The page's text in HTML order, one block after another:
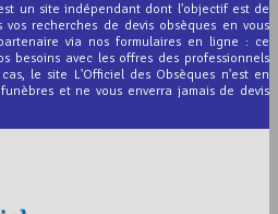
un site indépendant dont l'objectif est de
recherches de devis obsèques en vous
via nos formulaires en ligne : ce
besoins avec les offres des professionnels
le site L'Officiel des Obsèques n'est en
et ne vous enverra jamais de devis